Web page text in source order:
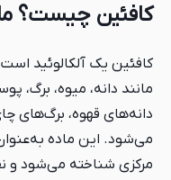
کافئین چیست؟
کافئین یک آلکالوئید
مانند دانه، میوه، برگ،
دانه‌های قهوه، برگ‌های
می‌شود. این ماده
مرکزی شناخته می‌شود و